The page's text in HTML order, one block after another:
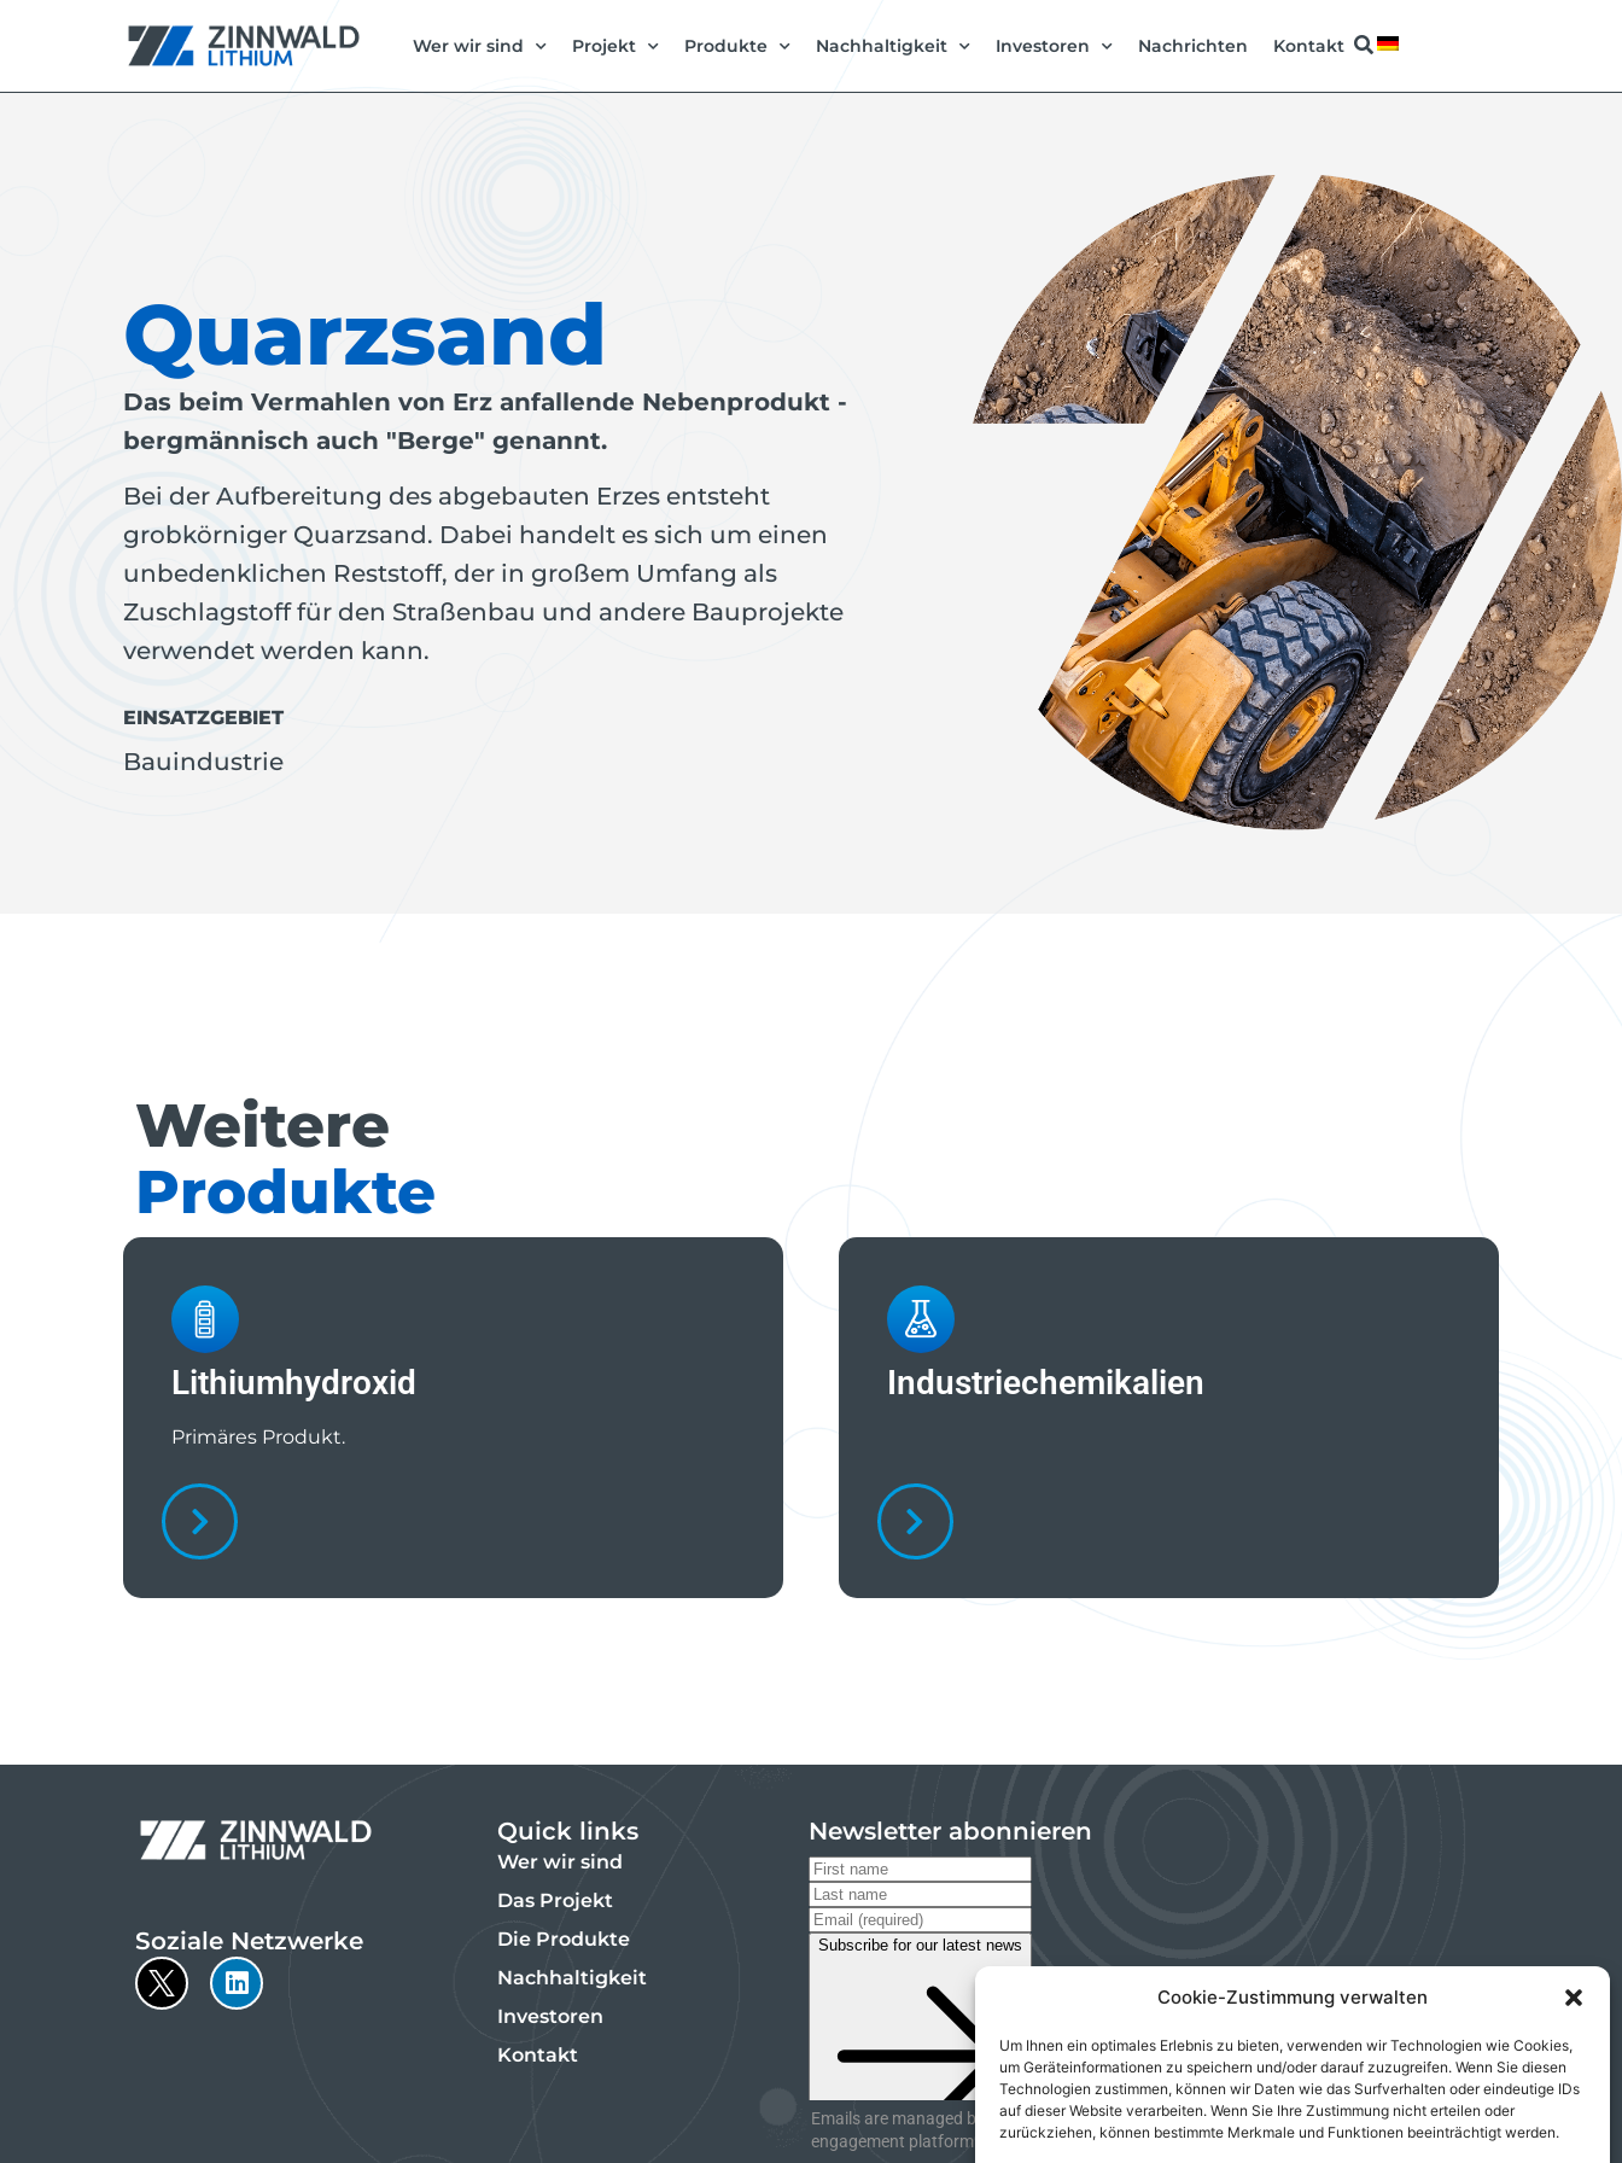
Cookie-Zustimmung verwalten
Um Ihnen ein optimales Erlebnis zu bieten, verwenden wir Technologien wie Cookies,
um Geräteinformationen zu speichern und/oder darauf zuzugreifen. Wenn Sie diesen
Technologien zustimmen, können wir Daten wie das Surfverhalten oder eindeutige IDs
auf dieser Website verarbeiten. Wenn Sie Ihre Zustimmung nicht erteilen oder
zurückziehen, können bestimmte Merkmale und Funktionen beeinträchtigt werden.
Wer wir sind Projekt Produkte Nachhaltigkeit Investoren Nachrichten Kontakt
Quarzsand
Das beim Vermahlen von Erz anfallende Nebenprodukt -
bergmännisch auch "Berge" genannt.
Bei der Aufbereitung des abgebauten Erzes entsteht
grobkörniger Quarzsand. Dabei handelt es sich um einen
unbedenklichen Reststoff, der in großem Umfang als
Zuschlagstoff für den Straßenbau und andere Bauprojekte
verwendet werden kann.
EINSATZGEBIET
Bauindustrie
Weitere
Produkte
Lithiumhydroxid
Primäres Produkt.
Industriechemikalien
Soziale Netzwerke
Quick links
Wer wir sind
Das Projekt
Die Produkte
Nachhaltigkeit
Investoren
Kontakt
Newsletter abonnieren
Emails are managed by InvestorHub, an investor
engagement platform. Unsubscribe anytime.